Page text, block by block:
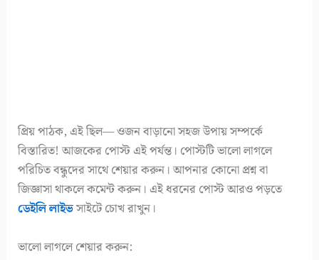
প্রিয় পাঠক, এই ছিল— ওজন বাড়ানো সহজ উপায় সম্পর্কে
বিস্তারিত! আজকের পোস্ট এই পর্যন্ত। পোস্টটি ভালো লাগলে
পরিচিত বন্ধুদের সাথে শেয়ার করুন। আপনার কোনো প্রশ্ন বা
জিজ্ঞাসা থাকলে কমেন্ট করুন। এই ধরনের পোস্ট আরও পড়তে
ডেইলি লাইভসাইটে চোখ রাখুন।
ভালো লাগলে শেয়ার করুন: